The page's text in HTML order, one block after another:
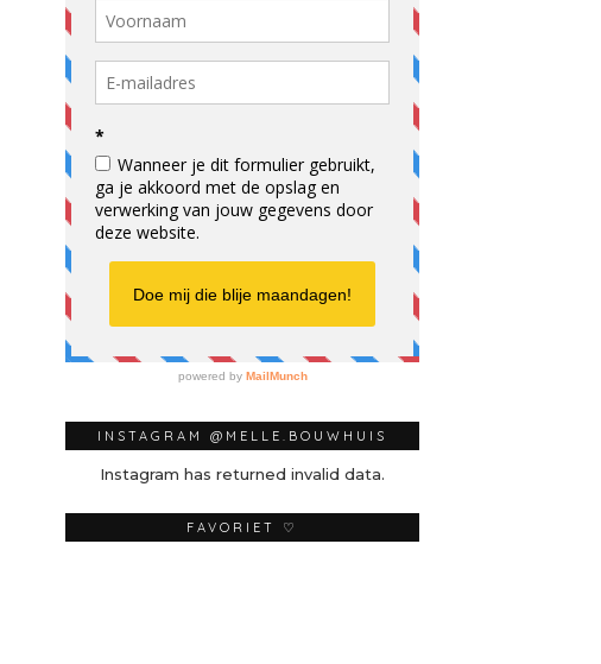
INSTAGRAM @MELLE.BOUWHUIS
Instagram has returned invalid data.
FAVORIET ♡